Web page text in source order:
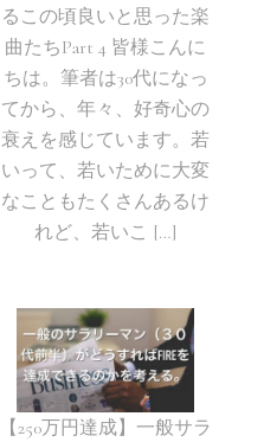
るこの頃良いと思った楽
曲たちPart 4 皆様こんに
ちは。筆者は30代になっ
てから、年々、好奇心の
衰えを感じています。若
いって、若いために大変
なこともたくさんあるけ
れど、若いこ […]
【250万円達成】一般サラ